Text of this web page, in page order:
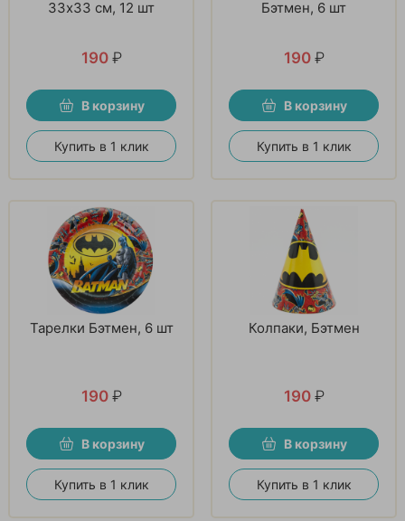
33х33 см, 12 шт
190 ₽
В корзину
Купить в 1 клик
Бэтмен, 6 шт
190 ₽
В корзину
Купить в 1 клик
Тарелки Бэтмен, 6 шт
190 ₽
В корзину
Купить в 1 клик
Колпаки, Бэтмен
190 ₽
В корзину
Купить в 1 клик